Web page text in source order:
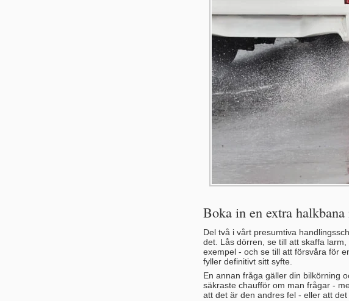
Boka in en extra
Del två i vårt presumtiva
det. Lås dörren, se till att skaffa
exempel - och se till att försvåra för
fyller definitivt sitt syfte.
En annan fråga gäller din bilkörning
säkraste chaufför om man frågar -
att det är den andres fel - eller att